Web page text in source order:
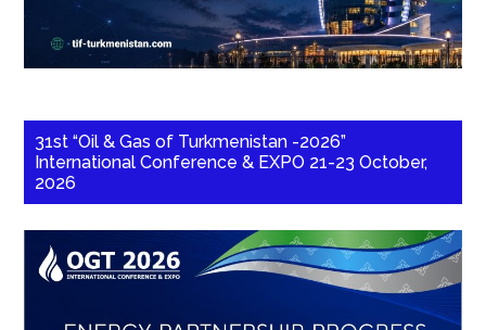
31st “Oil & Gas of Turkmenistan -2026”
International Conference & EXPO 21-23 October,
2026